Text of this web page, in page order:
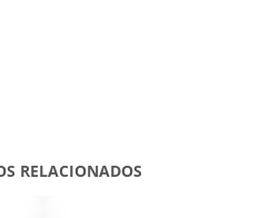
RELACIONADOS